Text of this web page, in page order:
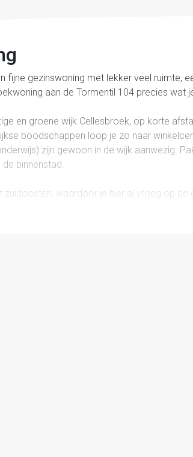
fijne gezinswoning met lekker veel ruimte,
aan de Tormentil 104 precies wat
en groene wijk Cellesbroek, op korte
boodschappen loop je zo naar
zijn gewoon in de wijk aanwezig.
binnenstad.
zuidoosten, waardoor je hier al vroeg op de
is bereikbaar via een gezamenlijk